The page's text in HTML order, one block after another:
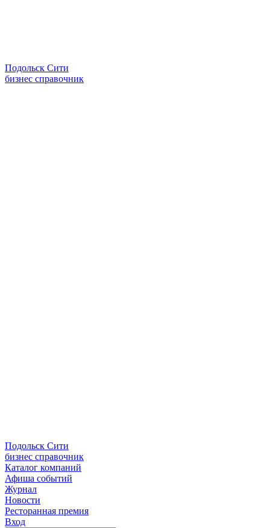
Подольск Сити
бизнес справочник
Подольск Сити
бизнес справочник
Каталог компаний
Афиша событий
Журнал
Новости
Ресторанная премия
Вход